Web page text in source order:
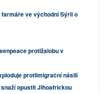
ve východní Sýrii o
protižalobu v
protiimigrační násilí
opustit Jihoafrickou